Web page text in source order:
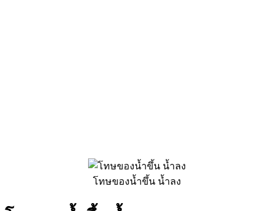
โทษของน้ำขึ้น น้ำลง